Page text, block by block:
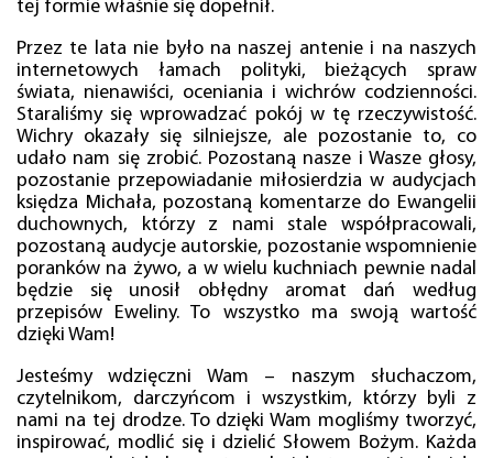
tej formie właśnie się dopełnił.
Przez te lata nie było na naszej antenie i na naszych
internetowych łamach polityki, bieżących spraw
świata, nienawiści, oceniania i wichrów codzienności.
Staraliśmy się wprowadzać pokój w tę rzeczywistość.
Wichry okazały się silniejsze, ale pozostanie to, co
udało nam się zrobić. Pozostaną nasze i Wasze głosy,
pozostanie przepowiadanie miłosierdzia w audycjach
księdza Michała, pozostaną komentarze do Ewangelii
duchownych, którzy z nami stale współpracowali,
pozostaną audycje autorskie, pozostanie wspomnienie
poranków na żywo, a w wielu kuchniach pewnie nadal
będzie się unosił obłędny aromat dań według
przepisów Eweliny. To wszystko ma swoją wartość
dzięki Wam!
Jesteśmy wdzięczni Wam – naszym słuchaczom,
czytelnikom, darczyńcom i wszystkim, którzy byli z
nami na tej drodze. To dzięki Wam mogliśmy tworzyć,
inspirować, modlić się i dzielić Słowem Bożym. Każda